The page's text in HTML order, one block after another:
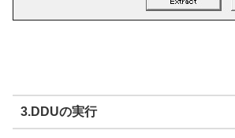
3.DDUの実行